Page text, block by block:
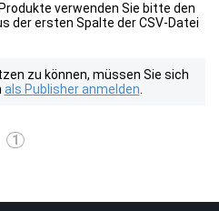
verwenden Sie bitte den
der ersten Spalte der CSV-Datei
zu können, müssen Sie sich
als Publisher anmelden
1